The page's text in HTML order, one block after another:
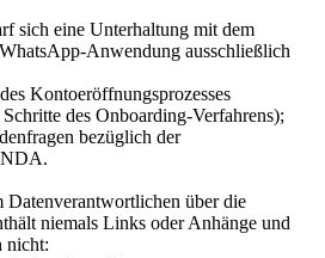
sich eine Unterhaltung mit dem
Anwendung ausschließlich
Kontoeröffnungsprozesses
des Onboarding-Verfahrens);
bezüglich der
über die
niemals Links oder Anhänge und
nicht: